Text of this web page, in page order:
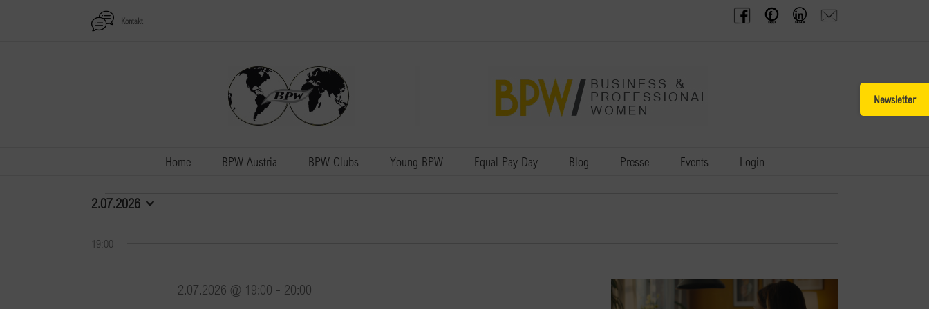
Kontakt
BPW
Austria
Offenes
Frauennetzwerk
BPW
Gruppe
Anfrage
schicken
Home BPW Austria BPW Clubs Young BPW Equal Pay Day Blog Presse Events Login
Veranstaltungen
für
2.07.2026
2.07.2026
19:00
2.07.2026 @ 19:00 - 20:00
Sliding